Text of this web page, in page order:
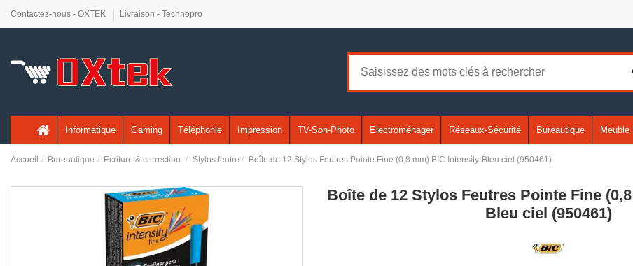
Contactez-nous - OXTEK Livraison - Technopro
Informatique Gaming Téléphonie Impression TV-Son-Photo Electroménager Réseaux-Sécurité Bureautique Meuble
Accueil Bureautique Ecriture & correction Stylos feutre Boîte de 12 Stylos Feutres Pointe Fine (0,8 mm) BIC Intensity-Bleu ciel (950461)
Boîte de 12 Stylos Feutres Pointe Fine
Bleu ciel (950461)